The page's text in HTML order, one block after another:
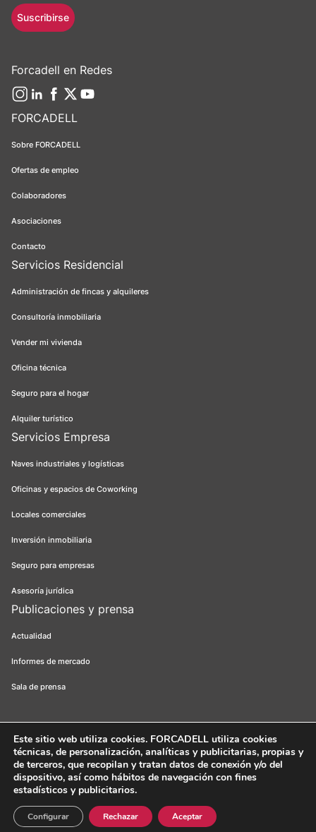
FORCADELL
Sobre FORCADELL
Ofertas de empleo
Colaboradores
Asociaciones
Contacto
Servicios Residencial
Administración de fincas y alquileres
Consultoría inmobiliaria
Vender mi vivienda
Oficina técnica
Seguro para el hogar
Alquiler turístico
Servicios Empresa
Naves industriales y logísticas
Oficinas y espacios de Coworking
Locales comerciales
Inversión inmobiliaria
Seguro para empresas
Asesoría jurídica
Publicaciones y prensa
Actualidad
Informes de mercado
Sala de prensa
Suscribirse
Forcadell en Redes
Forcadell 2026 Aviso legal Política de privacidad
Política de cookies
Canal ético
FORCADELL-AICAT 163 - Pl. Universitat, 3 - 08007
Barcelona / 934 965 400
Este sitio web utiliza cookies. FORCADELL utiliza cookies
técnicas, de personalización, analíticas y publicitarias, propias y
de terceros, que recopilan y tratan datos de conexión y/o del
dispositivo, así como hábitos de navegación con fines
estadísticos y publicitarios.
Aceptar
Rechazar
Configurar